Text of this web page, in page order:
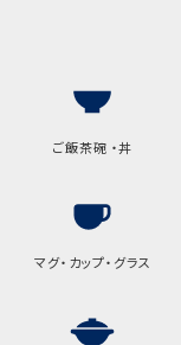
ご飯茶碗 ・丼
マグ・カップ・グラス